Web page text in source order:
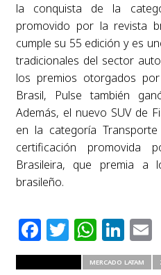
la conquista de la
promovido por la revista
cumple su 55 edición y es
tradicionales del sector
los premios otorgados
Brasil, Pulse también
Además, el nuevo SUV de
en la categoría
certificación
Brasileira, que premia a
brasileño.
Facebook
Twitter
MERCADO LATAM